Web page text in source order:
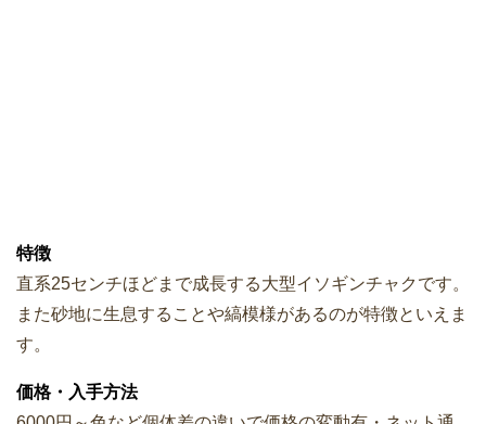
特徴
直系25センチほどまで成長する大型イソギンチャクです。
また砂地に生息することや縞模様があるのが特徴といえま
す。
価格・入手方法